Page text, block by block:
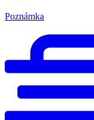
Poznámka